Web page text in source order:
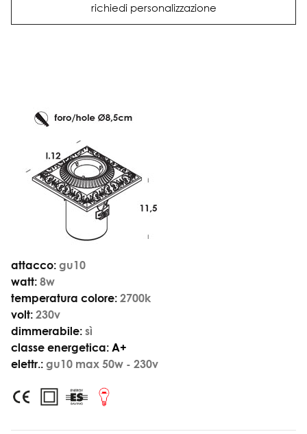
richiedi personalizzazione
attacco: gu10
watt: 8w
temperatura colore: 2700k
volt: 230v
dimmerabile: sì
classe energetica: A+
elettr.: gu10 max 50w - 230v